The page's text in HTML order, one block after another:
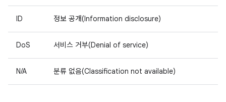
ID 정보 공개(Information disclosure)
DoS 서비스 거부(Denial of service)
N/A 분류 없음(Classification not available)